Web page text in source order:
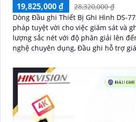
19,825,000 ₫
28,320,000 ₫
Dòng Đầu ghi Thiết Bị Ghi Hình DS-
pháp tuyệt vời cho việc giám sát và
lượng sắc nét với độ phân giải lên đến 32
nghệ chuyên dụng, Đầu ghi hỗ trợ